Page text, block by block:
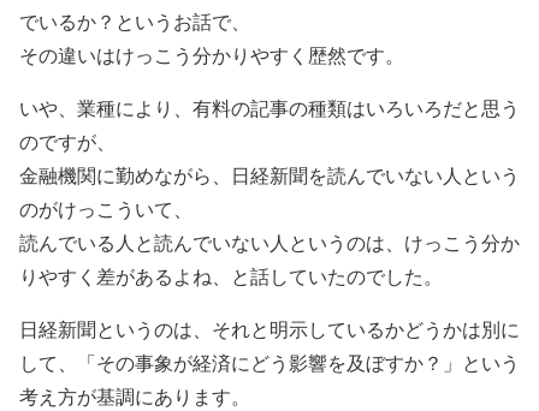
でいるか？というお話で、
その違いはけっこう分かりやすく歴然です。
いや、業種により、有料の記事の種類はいろいろだと思う
のですが、
金融機関に勤めながら、日経新聞を読んでいない人という
のがけっこういて、
読んでいる人と読んでいない人というのは、けっこう分か
りやすく差があるよね、と話していたのでした。
日経新聞というのは、それと明示しているかどうかは別に
して、「その事象が経済にどう影響を及ぼすか？」という
考え方が基調にあります。